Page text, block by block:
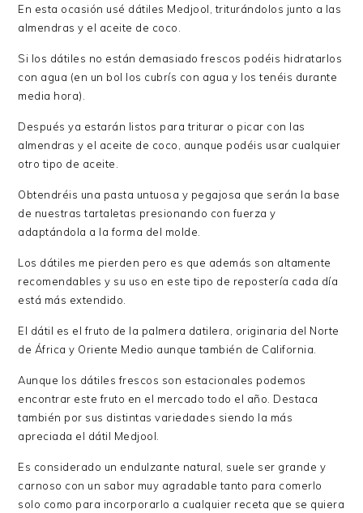
En esta ocasión usé dátiles Medjool, triturándolos junto a las
almendras y el aceite de coco.
Si los dátiles no están demasiado frescos podéis hidratarlos
con agua (en un bol los cubrís con agua y los tenéis durante
media hora).
Después ya estarán listos para triturar o picar con las
almendras y el aceite de coco, aunque podéis usar cualquier
otro tipo de aceite.
Obtendréis una pasta untuosa y pegajosa que serán la base
de nuestras tartaletas presionando con fuerza y
adaptándola a la forma del molde.
Los dátiles me pierden pero es que además son altamente
recomendables y su uso en este tipo de repostería cada día
está más extendido.
El dátil es el fruto de la palmera datilera, originaria del Norte
de África y Oriente Medio aunque también de California.
Aunque los dátiles frescos son estacionales podemos
encontrar este fruto en el mercado todo el año. Destaca
también por sus distintas variedades siendo la más
apreciada el dátil Medjool.
Es considerado un endulzante natural, suele ser grande y
carnoso con un sabor muy agradable tanto para comerlo
solo como para incorporarlo a cualquier receta que se quiera